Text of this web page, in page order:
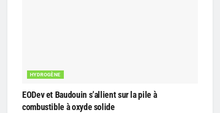
HYDROGÈNE
EODev et Baudouin s’allient sur la pile à
combustible à oxyde solide